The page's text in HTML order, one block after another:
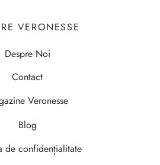
VERONESSE
Despre Noi
Contact
Veronesse
Blog
de confidențialitate